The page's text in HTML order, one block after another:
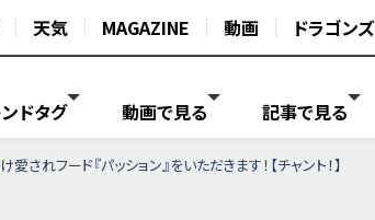
天気 MAGAZINE 動画 ドラゴンズ
ンドタグ 動画で見る 記事で見る
されフード『パッション』をいただきます！【チャント！】